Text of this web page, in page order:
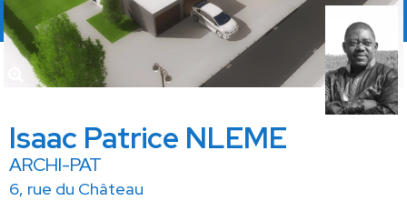
Isaac Patrice NLEME
ARCHI-PAT
6, rue du Château